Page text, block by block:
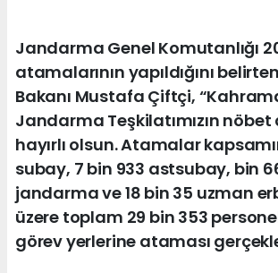
Jandarma Genel Komutanlığı
atamalarının yapıldığını
Bakanı Mustafa Çiftçi,
Jandarma Teşkilatımızın
hayırlı olsun. Atamalar
subay, 7 bin 933 astsubay, bin
jandarma ve 18 bin 35 uzman
üzere toplam 29 bin 353
görev yerlerine ataması